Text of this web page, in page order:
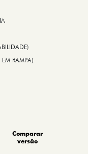
EM RAMPA)
Comparar
versão